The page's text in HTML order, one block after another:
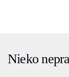
Nieko